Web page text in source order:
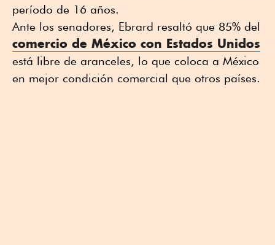
período de 16 años.
Ante los senadores, Ebrard resaltó que 85% del
comercio de México con Estados Unidos
está libre de aranceles, lo que coloca a México
en mejor condición comercial que otros países.